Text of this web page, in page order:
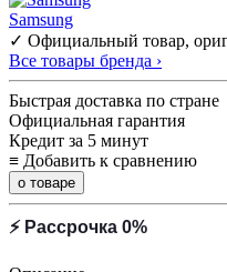
Samsung
✓ Официальный товар,
Все товары бренда ›
Быстрая доставка по стране
Официальная гарантия
Кредит за 5 минут
≡ Добавить к сравнению
о товаре
⚡ Рассрочка 0%